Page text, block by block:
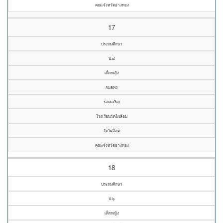
คณะจังหวัดอ่างทอง
17
ประถมศึกษา
ป.๔
เด็กหญิง
กมลพร
รอดเจริญ
โรงเรียนวัดไผ่ล้อม
วัดไผ่ล้อม
คณะจังหวัดอ่างทอง
18
ประถมศึกษา
ป.๖
เด็กหญิง